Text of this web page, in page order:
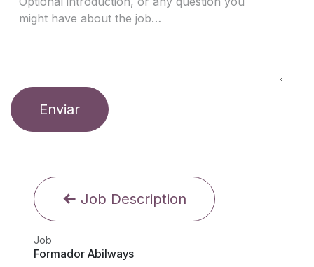
Enviar
Job Description
Job
Formador Abilways